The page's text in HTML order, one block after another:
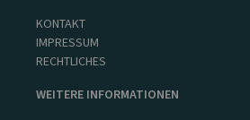
KONTAKT
IMPRESSUM
RECHTLICHES
WEITERE INFORMATIONEN